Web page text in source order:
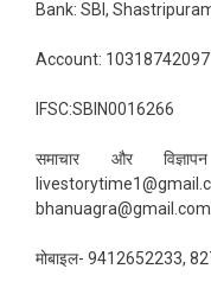
Bank: SBI,
Account: 10318742097
IFSC:SBIN0016266
समाचार और
bhanuagra@gmail.com
मोबाइल- 9412652233,